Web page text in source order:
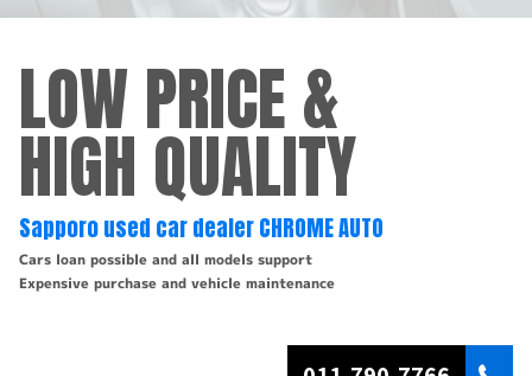
LOW PRICE &
HIGH QUALITY
Sapporo used car dealer CHROME AUTO
Cars loan possible and all models support
Expensive purchase and vehicle maintenance